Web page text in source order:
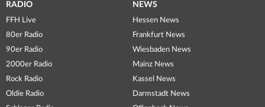
RADIO
FFH Live
80er Radio
90er Radio
2000er Radio
Rock Radio
Oldie Radio
NEWS
Hessen News
Frankfurt News
Wiesbaden News
Mainz News
Kassel News
Darmstadt News